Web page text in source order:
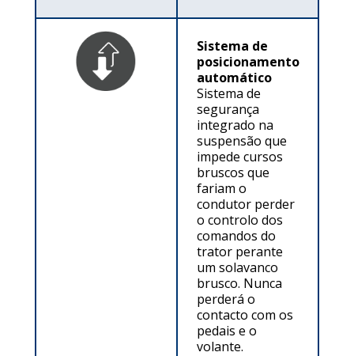
Sistema de
posicionamento
automático
Sistema de
segurança
integrado na
suspensão que
impede cursos
bruscos que
fariam o
condutor perder
o controlo dos
comandos do
trator perante
um solavanco
brusco. Nunca
perderá o
contacto com os
pedais e o
volante.